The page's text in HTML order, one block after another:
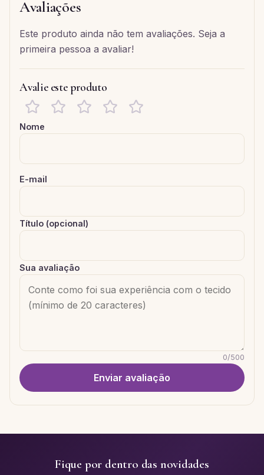
Avaliações
Este produto ainda não tem avaliações. Seja a
primeira pessoa a avaliar!
Avalie este produto
Nome
E-mail
Título (opcional)
Sua avaliação
0/500
Enviar avaliação
Fique por dentro das novidades